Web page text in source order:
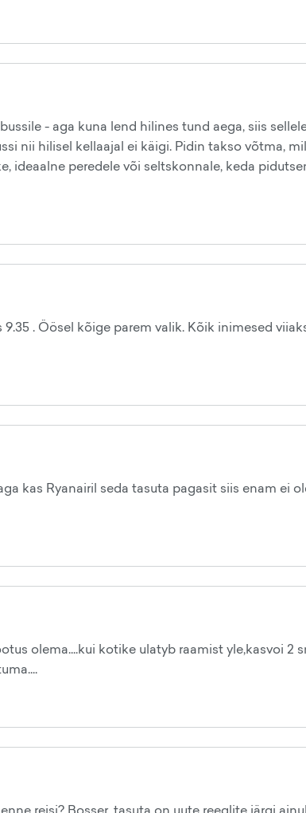
- aga kuna lend hilines tund aega, siis
nii hilisel kellaajal ei käigi. Pidin takso võtma,
ideaalne peredele või seltskonnale, keda
. Öösel kõige parem valik. Kõik inimesed
kas Ryanairil seda tasuta pagasit siis enam ei
olema....kui kotike ulatyb raamist yle,kasvoi 2